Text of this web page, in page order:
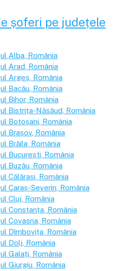
șoferi pe județele
Alba , România
Arad , România
Argeș , România
Bacău , România
Bihor, România
Bistrița-Năsăud , România
Botoșani , România
Brașov , România
Brăila , România
București , România
Buzău , România
Călărași , România
Caraș-Severin , România
Cluj , România
Constanța , România
Covasna , România
Dîmbovița , România
Dolj , România
Galați , România
Giurgiu , România